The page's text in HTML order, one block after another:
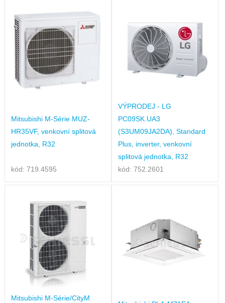
Mitsubishi M-Série MUZ-
HR35VF, venkovní splitová
jednotka, R32
kód: 719.4595
VÝPRODEJ - LG
PC09SK.UA3
(S3UM09JA2DA), Standard
Plus, inverter, venkovní
splitová jednotka, R32
kód: 752.2601
Mitsubishi M-Série/CityM